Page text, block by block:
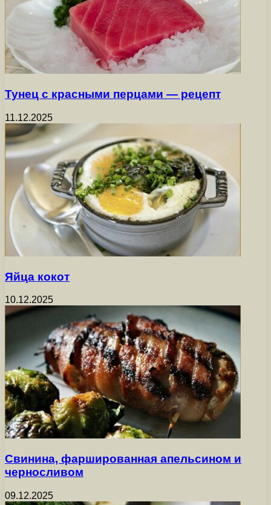
Тунец с красными перцами — рецепт
11.12.2025
Яйца кокот
10.12.2025
Свинина, фаршированная апельсином и
черносливом
09.12.2025